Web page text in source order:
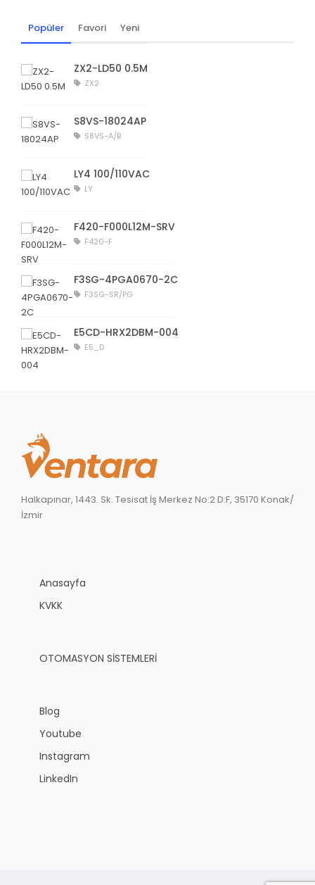
Popüler Favori Yeni
ZX2-LD50 0.5M
ZX2
S8VS-18024AP
S8VS-A/B
LY4 100/110VAC
LY
F420-F000L12M-SRV
F420-F
F3SG-4PGA0670-2C
F3SG-SR/PG
E5CD-HRX2DBM-004
E5_D
Halkapınar, 1443. Sk. Tesisat İş Merkez No:2 D:F, 35170 Konak/
İzmir
Anasayfa
KVKK
OTOMASYON SİSTEMLERİ
Blog
Youtube
Instagram
LinkedIn